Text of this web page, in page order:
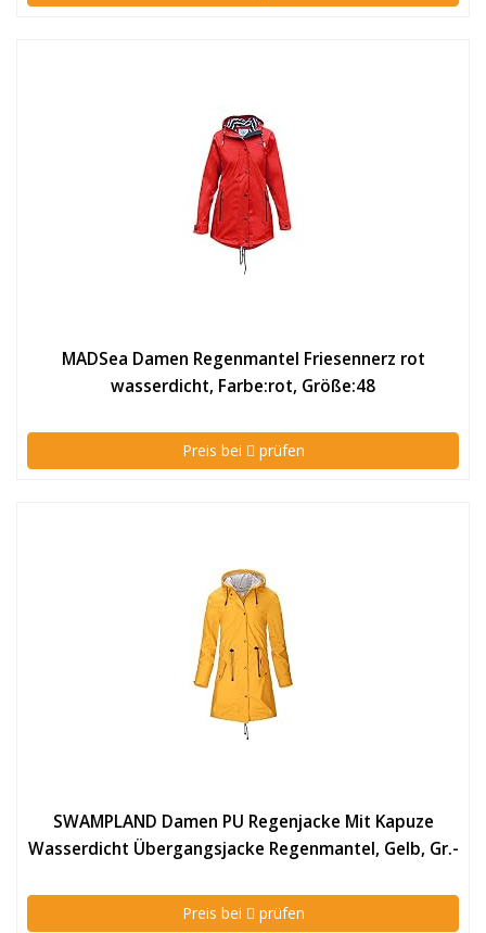
MADSea Damen Regenmantel Friesennerz rot
wasserdicht, Farbe:rot, Größe:48
Preis bei prüfen
SWAMPLAND Damen PU Regenjacke Mit Kapuze
Wasserdicht Übergangsjacke Regenmantel, Gelb, Gr.-
Preis bei prüfen